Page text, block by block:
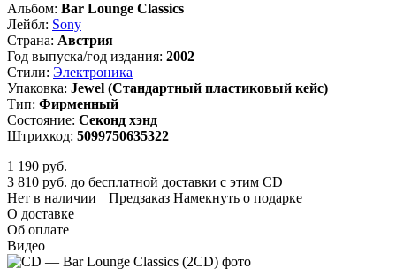
Альбом: Bar Lounge Classics
Лейбл: Sony
Страна: Австрия
Год выпуска/год издания: 2002
Стили: Электроника
Упаковка: Jewel (Стандартный пластиковый кейс)
Тип: Фирменный
Состояние: Секонд хэнд
Штрихкод: 5099750635322
1 190 руб.
3 810 руб. до бесплатной доставки с этим CD
Нет в наличии
Предзаказ Намекнуть о подарке
О доставке
Об оплате
Видео